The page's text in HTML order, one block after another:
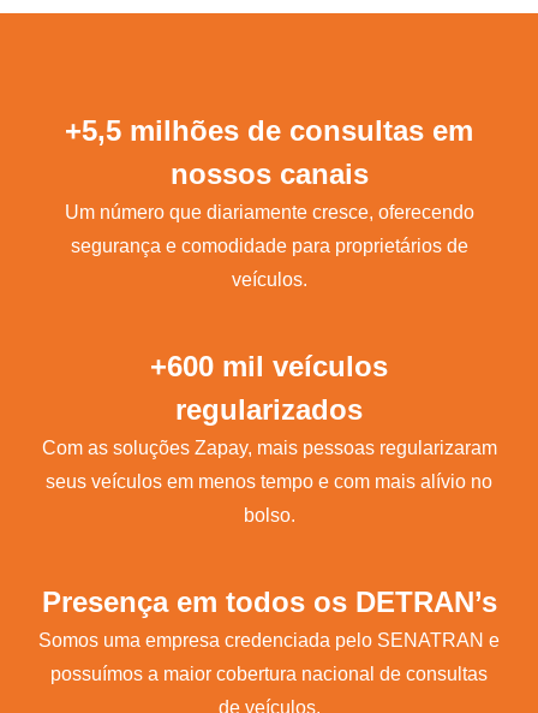
+5,5 milhões de consultas em
nossos canais
Um número que diariamente cresce, oferecendo
segurança e comodidade para proprietários de
veículos.
+600 mil veículos
regularizados
Com as soluções Zapay, mais pessoas regularizaram
seus veículos em menos tempo e com mais alívio no
bolso.
Presença em todos os DETRAN’s
Somos uma empresa credenciada pelo SENATRAN e
possuímos a maior cobertura nacional de consultas
de veículos.